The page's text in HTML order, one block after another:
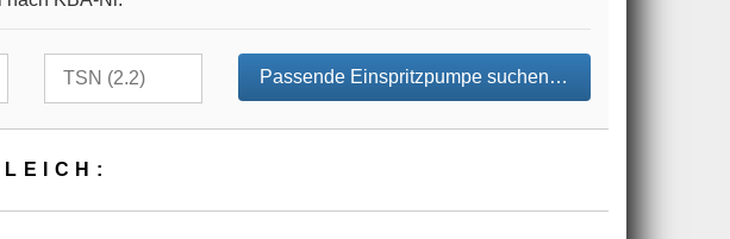
Passende Einspritzpumpe suchen…